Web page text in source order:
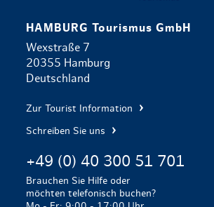
HAMBURG Tourismus GmbH
Wexstraße 7
20355 Hamburg
Deutschland
Zur Tourist Information
Schreiben Sie uns
+49 (0) 40 300 51 701
Brauchen Sie Hilfe oder
möchten telefonisch buchen?